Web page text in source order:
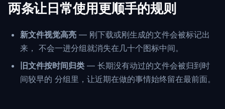
两条让日常使用更顺手的规则
新文件视觉高亮 — 刚下载或刚生成的文件会被标记出
来， 不会一进分组就消失在几十个图标中间。
旧文件按时间归类 — 长期没有动过的文件会被归到时
间较早的 分组里，让近期在做的事情始终留在最前面。